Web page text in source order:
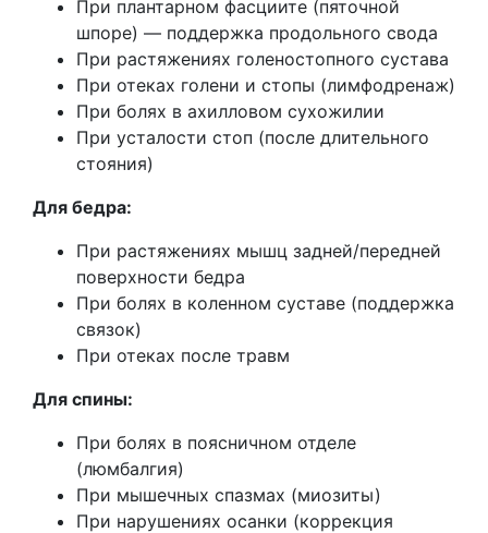
При плантарном фасциите (пяточной
шпоре) — поддержка продольного свода
При растяжениях голеностопного сустава
При отеках голени и стопы (лимфодренаж)
При болях в ахилловом сухожилии
При усталости стоп (после длительного
стояния)
Для бедра:
При растяжениях мышц задней/передней
поверхности бедра
При болях в коленном суставе (поддержка
связок)
При отеках после травм
Для спины:
При болях в поясничном отделе
(люмбалгия)
При мышечных спазмах (миозиты)
При нарушениях осанки (коррекция